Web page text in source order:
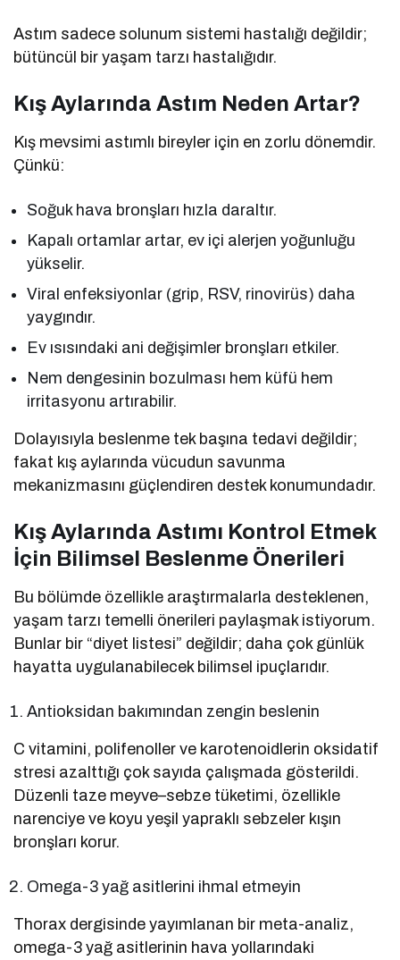
Astım sadece solunum sistemi hastalığı değildir;
bütüncül bir yaşam tarzı hastalığıdır.
Kış Aylarında Astım Neden Artar?
Kış mevsimi astımlı bireyler için en zorlu dönemdir.
Çünkü:
Soğuk hava bronşları hızla daraltır.
Kapalı ortamlar artar, ev içi alerjen yoğunluğu
yükselir.
Viral enfeksiyonlar (grip, RSV, rinovirüs) daha
yaygındır.
Ev ısısındaki ani değişimler bronşları etkiler.
Nem dengesinin bozulması hem küfü hem
irritasyonu artırabilir.
Dolayısıyla beslenme tek başına tedavi değildir;
fakat kış aylarında vücudun savunma
mekanizmasını güçlendiren destek konumundadır.
Kış Aylarında Astımı Kontrol Etmek
İçin Bilimsel Beslenme Önerileri
Bu bölümde özellikle araştırmalarla desteklenen,
yaşam tarzı temelli önerileri paylaşmak istiyorum.
Bunlar bir “diyet listesi” değildir; daha çok günlük
hayatta uygulanabilecek bilimsel ipuçlarıdır.
Antioksidan bakımından zengin beslenin
C vitamini, polifenoller ve karotenoidlerin oksidatif
stresi azalttığı çok sayıda çalışmada gösterildi.
Düzenli taze meyve–sebze tüketimi, özellikle
narenciye ve koyu yeşil yapraklı sebzeler kışın
bronşları korur.
Omega-3 yağ asitlerini ihmal etmeyin
Thorax dergisinde yayımlanan bir meta-analiz,
omega-3 yağ asitlerinin hava yollarındaki